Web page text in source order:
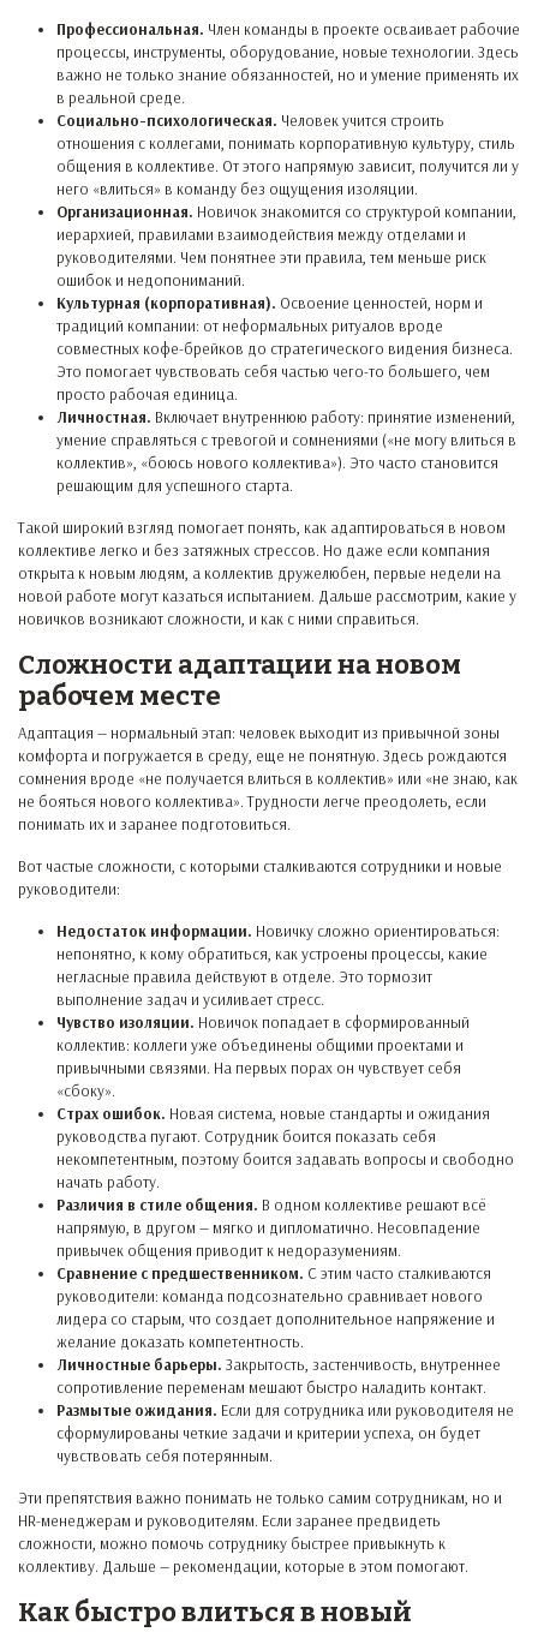
Профессиональная. Член команды в проекте осваивает рабочие
процессы, инструменты, оборудование, новые технологии. Здесь
важно не только знание обязанностей, но и умение применять их
в реальной среде.
Социально-психологическая. Человек учится строить
отношения с коллегами, понимать корпоративную культуру, стиль
общения в коллективе. От этого напрямую зависит, получится ли у
него «влиться» в команду без ощущения изоляции.
Организационная. Новичок знакомится со структурой компании,
иерархией, правилами взаимодействия между отделами и
руководителями. Чем понятнее эти правила, тем меньше риск
ошибок и недопониманий.
Культурная (корпоративная). Освоение ценностей, норм и
традиций компании: от неформальных ритуалов вроде
совместных кофе-брейков до стратегического видения бизнеса.
Это помогает чувствовать себя частью чего-то большего, чем
просто рабочая единица.
Личностная. Включает внутреннюю работу: принятие изменений,
умение справляться с тревогой и сомнениями («не могу влиться в
коллектив», «боюсь нового коллектива»). Это часто становится
решающим для успешного старта.
Такой широкий взгляд помогает понять, как адаптироваться в новом
коллективе легко и без затяжных стрессов. Но даже если компания
открыта к новым людям, а коллектив дружелюбен, первые недели на
новой работе могут казаться испытанием. Дальше рассмотрим, какие у
новичков возникают сложности, и как с ними справиться.
Сложности адаптации на новом
рабочем месте
Адаптация — нормальный этап: человек выходит из привычной зоны
комфорта и погружается в среду, еще не понятную. Здесь рождаются
сомнения вроде «не получается влиться в коллектив» или «не знаю, как
не бояться нового коллектива». Трудности легче преодолеть, если
понимать их и заранее подготовиться.
Вот частые сложности, с которыми сталкиваются сотрудники и новые
руководители:
Недостаток информации. Новичку сложно ориентироваться:
непонятно, к кому обратиться, как устроены процессы, какие
негласные правила действуют в отделе. Это тормозит
выполнение задач и усиливает стресс.
Чувство изоляции. Новичок попадает в сформированный
коллектив: коллеги уже объединены общими проектами и
привычными связями. На первых порах он чувствует себя
«сбоку».
Страх ошибок. Новая система, новые стандарты и ожидания
руководства пугают. Сотрудник боится показать себя
некомпетентным, поэтому боится задавать вопросы и свободно
начать работу.
Различия в стиле общения. В одном коллективе решают всё
напрямую, в другом — мягко и дипломатично. Несовпадение
привычек общения приводит к недоразумениям.
Сравнение с предшественником. С этим часто сталкиваются
руководители: команда подсознательно сравнивает нового
лидера со старым, что создает дополнительное напряжение и
желание доказать компетентность.
Личностные барьеры. Закрытость, застенчивость, внутреннее
сопротивление переменам мешают быстро наладить контакт.
Размытые ожидания. Если для сотрудника или руководителя не
сформулированы четкие задачи и критерии успеха, он будет
чувствовать себя потерянным.
Эти препятствия важно понимать не только самим сотрудникам, но и
HR-менеджерам и руководителям. Если заранее предвидеть
сложности, можно помочь сотруднику быстрее привыкнуть к
коллективу. Дальше — рекомендации, которые в этом помогают.
Как быстро влиться в новый